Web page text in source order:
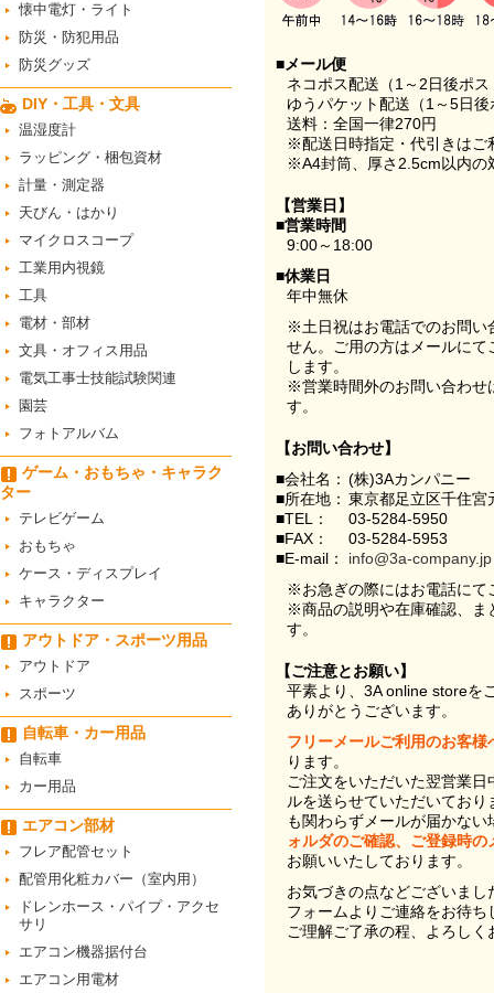
懐中電灯・ライト
防災・防犯用品
防災グッズ
DIY・工具・文具
温湿度計
ラッピング・梱包資材
計量・測定器
天びん・はかり
マイクロスコープ
工業用内視鏡
工具
電材・部材
文具・オフィス用品
電気工事士技能試験関連
園芸
フォトアルバム
ゲーム・おもちゃ・キャラク
ター
テレビゲーム
おもちゃ
ケース・ディスプレイ
キャラクター
アウトドア・スポーツ用品
アウトドア
スポーツ
自転車・カー用品
自転車
カー用品
エアコン部材
フレア配管セット
配管用化粧カバー（室内用）
ドレンホース・パイプ・アクセ
サリ
エアコン機器据付台
エアコン用電材
■メール便
ネコポス配送（1～2日後ポ
ゆうパケット配送（1～5日
送料：全国一律270円
※配送日時指定・代引きはご
※A4封筒、厚さ2.5cm以内の
【営業日】
■営業時間
9:00～18:00
■休業日
年中無休
※土日祝はお電話でのお問い
せん。ご用の方はメールに
します。
※営業時間外のお問い合わせ
す。
【お問い合わせ】
■会社名： (株)3Aカンパニー
■所在地： 東京都足立区千住
■TEL：
03-5284-5950
■FAX：
03-5284-5953
■E-mail：
info@3a-company.jp
※お急ぎの際にはお電話にて
※商品の説明や在庫確認、ま
す。
【ご注意とお願い】
平素より、3A online storeを
ありがとうございます。
フリーメールご利用のお客様
ります。
ご注文をいただいた翌営業
ルを送らせていただいてお
も関わらずメールが届かない
ォルダのご確認、ご登録時
お願いいたしております。
お気づきの点などございま
フォームよりご連絡をお待ち
ご理解ご了承の程、よろし